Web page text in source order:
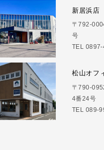
新居浜店
〒792-
号
TEL
松山オフ
〒790-
4番24号
TEL 089-